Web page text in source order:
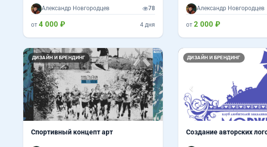
Александр Новгородцев 78
от 4 000 ₽ 4 дня
Александр Новгородцев
от 2 000 ₽
ДИЗАЙН И БРЕНДИНГ
Спортивный концепт арт
ДИЗАЙН И БРЕНДИНГ
Назад
Создание авторских